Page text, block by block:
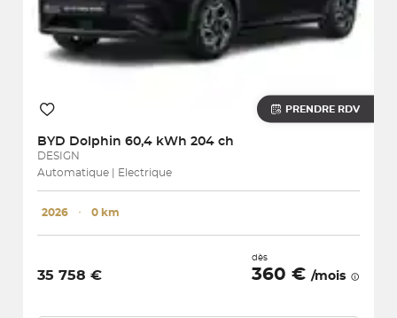
PRENDRE RDV
BYD Dolphin 60,4 kWh 204 ch
DESIGN
Automatique | Electrique
2026 ･ 0 km
35 758 €
dès
360 € /mois